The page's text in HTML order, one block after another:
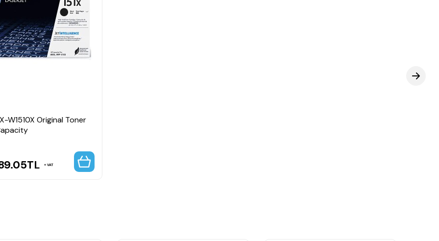
Toner
Toner
sunar.
baskı işlerini destekler.
işletme maliyeti sağlar.
W1510X Original Toner
TL VAT